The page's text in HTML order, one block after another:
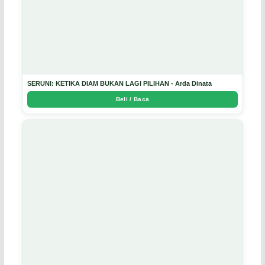
SERUNI: KETIKA DIAM BUKAN LAGI PILIHAN - Arda Dinata
Beli / Baca